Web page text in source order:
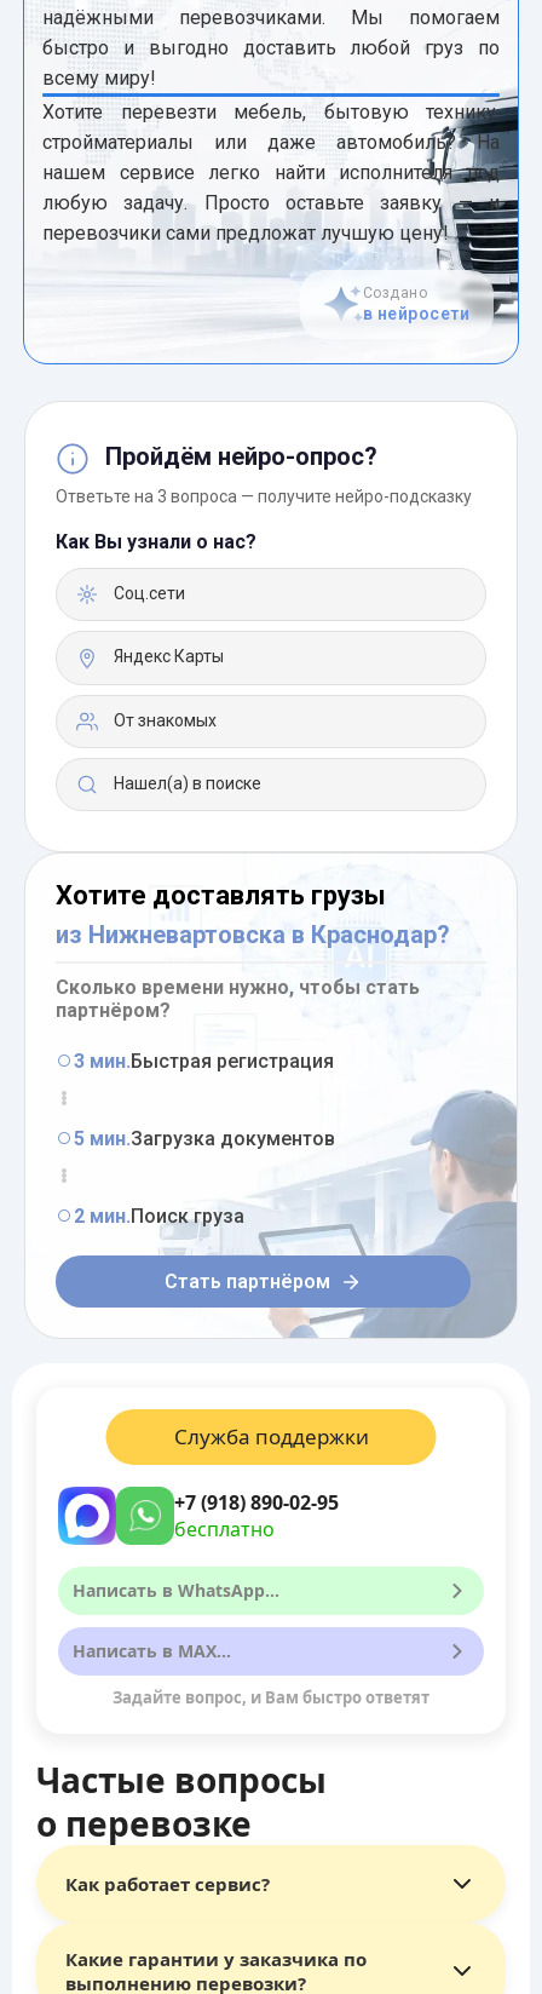
надёжными перевозчиками. Мы помогаем
быстро и выгодно доставить любой груз по
всему миру!
Хотите перевезти мебель, бытовую технику,
стройматериалы или даже автомобиль? На
нашем сервисе легко найти исполнителя под
любую задачу. Просто оставьте заявку — и
перевозчики сами предложат лучшую цену!
Создано
в нейросети
Пройдём нейро-опрос?
Ответьте на 3 вопроса — получите нейро-подсказку
Как Вы узнали о нас?
Соц.сети
Яндекс Карты
От знакомых
Нашел(а) в поиске
Хотите доставлять грузы
из Нижневартовска в Краснодар?
Сколько времени нужно, чтобы стать
партнёром?
3 мин.Быстрая регистрация
5 мин.Загрузка документов
2 мин.Поиск груза
Стать партнёром
Частые вопросы
о перевозке
Служба поддержки
+7 (918) 890-02-95
бесплатно
Написать в WhatsApp...
Написать в MAX...
Задайте вопрос, и Вам быстро ответят
Как работает сервис?
Главное отличие сервиса «Везёт Всем»
— это
Какие гарантии у заказчика по
выполнению перевозки?